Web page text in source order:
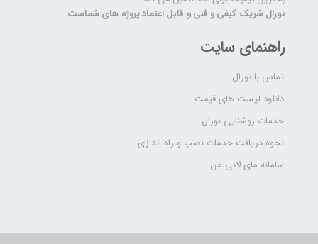
راهنمای سایت
تماس با نورال
دانلود لیست های قیمت
خدمات روشنایی نورال
نحوه دریافت خدمات نصب و راه اندازی
سامانه مای لابی من
نورال شریک کیفی و فنی و قابل اعتماد پروژه های شماست.